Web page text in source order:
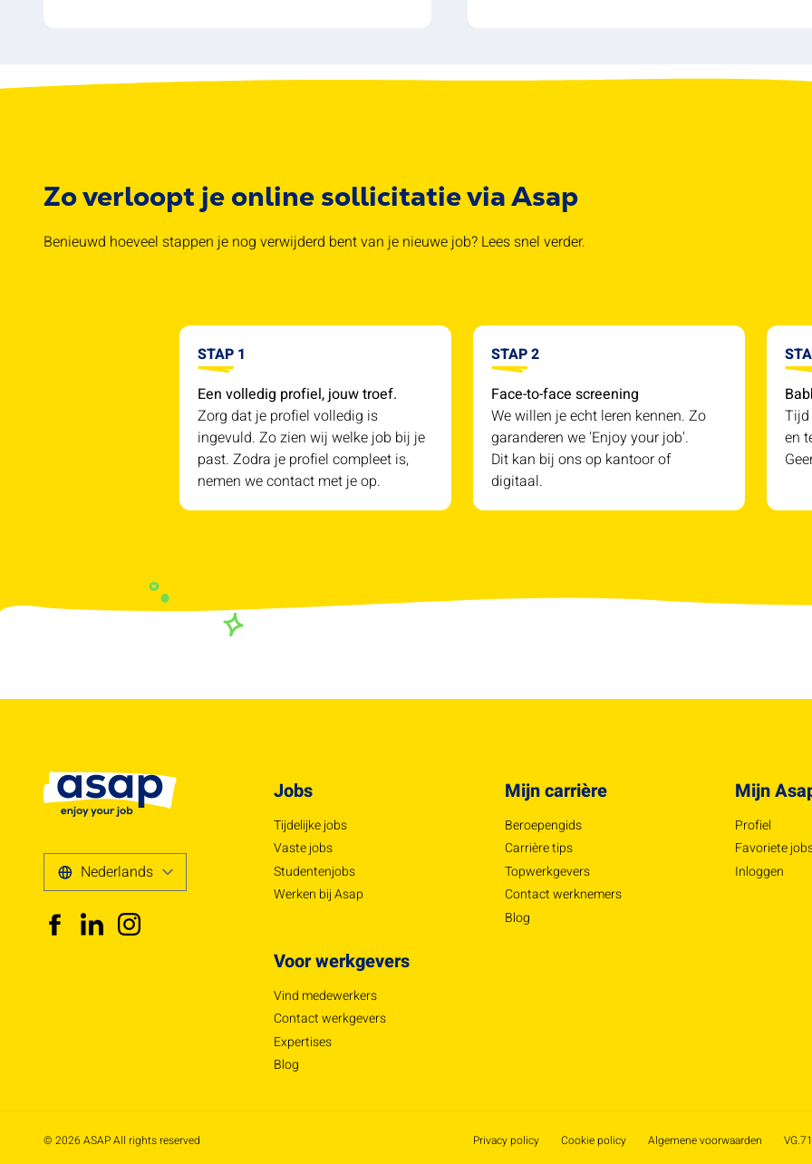
Zo verloopt je online sollicitatie via Asap
Benieuwd hoeveel stappen je nog verwijderd bent van je nieuwe job? Lees snel verder.
STAP 1
Een volledig profiel, jouw troef.
Zorg dat je profiel volledig is
ingevuld. Zo zien wij welke job bij je
past. Zodra je profiel compleet is,
nemen we contact met je op.
STAP 2
Face-to-face screening
We willen je echt leren kennen. Zo
garanderen we 'Enjoy your job'.
Dit kan bij ons op kantoor of
digitaal.
Tijd
en
Jobs
Tijdelijke jobs
Vaste jobs
Studentenjobs
Werken bij Asap
Mijn carrière
Beroepengids
Carrière tips
Topwerkgevers
Contact werknemers
Blog
Mijn
Profiel
Favoriete
Inloggen
Voor werkgevers
Vind medewerkers
Contact werkgevers
Expertises
Blog
© 2026 ASAP All rights reserved Privacy policy Cookie policy Algemene voorwaarden